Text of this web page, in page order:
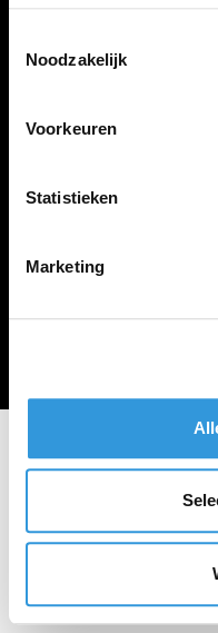
Noodzakelijk
Voorkeuren
Statistieken
Marketing